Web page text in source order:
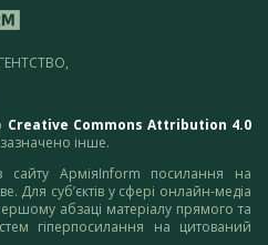
Creative Commons Attribution 4.0
інше.
сайту АрміяInform посилання на
Для суб’єктів у сфері онлайн-медіа
абзаці матеріалу прямого та
гіперпосилання на цитований